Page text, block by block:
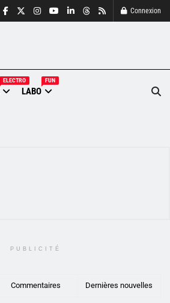
Connexion
ELECTRO
LABO
FUN
PUBLICITÉ
Commentaires Dernières nouvelles